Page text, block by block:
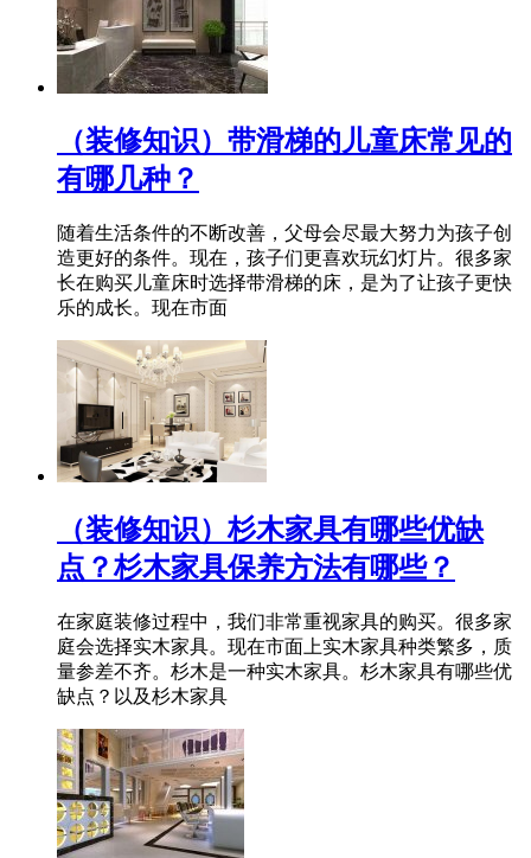
（装修知识）带滑梯的儿童床常见的
有哪几种？
随着生活条件的不断改善，父母会尽最大努力为孩子创
造更好的条件。现在，孩子们更喜欢玩幻灯片。很多家
长在购买儿童床时选择带滑梯的床，是为了让孩子更快
乐的成长。现在市面
（装修知识）杉木家具有哪些优缺
点？杉木家具保养方法有哪些？
在家庭装修过程中，我们非常重视家具的购买。很多家
庭会选择实木家具。现在市面上实木家具种类繁多，质
量参差不齐。杉木是一种实木家具。杉木家具有哪些优
缺点？以及杉木家具